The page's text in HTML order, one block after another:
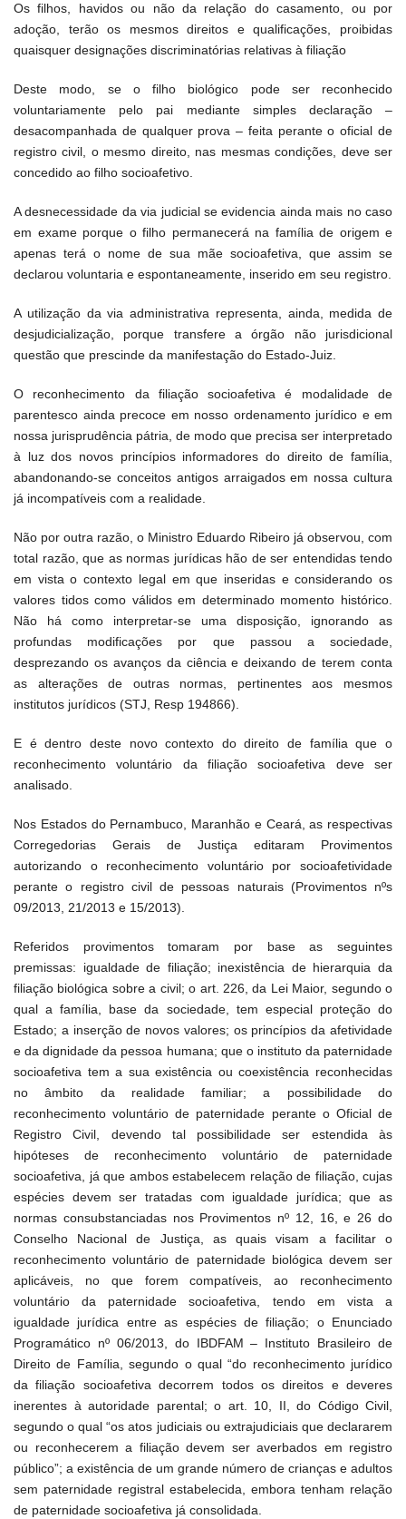
Os filhos, havidos ou não da relação do casamento, ou por
adoção, terão os mesmos direitos e qualificações, proibidas
quaisquer designações discriminatórias relativas à filiação
Deste modo, se o filho biológico pode ser reconhecido
voluntariamente pelo pai mediante simples declaração –
desacompanhada de qualquer prova – feita perante o oficial de
registro civil, o mesmo direito, nas mesmas condições, deve ser
concedido ao filho socioafetivo.
A desnecessidade da via judicial se evidencia ainda mais no caso
em exame porque o filho permanecerá na família de origem e
apenas terá o nome de sua mãe socioafetiva, que assim se
declarou voluntaria e espontaneamente, inserido em seu registro.
A utilização da via administrativa representa, ainda, medida de
desjudicialização, porque transfere a órgão não jurisdicional
questão que prescinde da manifestação do Estado-Juiz.
O reconhecimento da filiação socioafetiva é modalidade de
parentesco ainda precoce em nosso ordenamento jurídico e em
nossa jurisprudência pátria, de modo que precisa ser interpretado
à luz dos novos princípios informadores do direito de família,
abandonando-se conceitos antigos arraigados em nossa cultura
já incompatíveis com a realidade.
Não por outra razão, o Ministro Eduardo Ribeiro já observou, com
total razão, que as normas jurídicas hão de ser entendidas tendo
em vista o contexto legal em que inseridas e considerando os
valores tidos como válidos em determinado momento histórico.
Não há como interpretar-se uma disposição, ignorando as
profundas modificações por que passou a sociedade,
desprezando os avanços da ciência e deixando de terem conta
as alterações de outras normas, pertinentes aos mesmos
institutos jurídicos (STJ, Resp 194866).
E é dentro deste novo contexto do direito de família que o
reconhecimento voluntário da filiação socioafetiva deve ser
analisado.
Nos Estados do Pernambuco, Maranhão e Ceará, as respectivas
Corregedorias Gerais de Justiça editaram Provimentos
autorizando o reconhecimento voluntário por socioafetividade
perante o registro civil de pessoas naturais (Provimentos nºs
09/2013, 21/2013 e 15/2013).
Referidos provimentos tomaram por base as seguintes
premissas: igualdade de filiação; inexistência de hierarquia da
filiação biológica sobre a civil; o art. 226, da Lei Maior, segundo o
qual a família, base da sociedade, tem especial proteção do
Estado; a inserção de novos valores; os princípios da afetividade
e da dignidade da pessoa humana; que o instituto da paternidade
socioafetiva tem a sua existência ou coexistência reconhecidas
no âmbito da realidade familiar; a possibilidade do
reconhecimento voluntário de paternidade perante o Oficial de
Registro Civil, devendo tal possibilidade ser estendida às
hipóteses de reconhecimento voluntário de paternidade
socioafetiva, já que ambos estabelecem relação de filiação, cujas
espécies devem ser tratadas com igualdade jurídica; que as
normas consubstanciadas nos Provimentos nº 12, 16, e 26 do
Conselho Nacional de Justiça, as quais visam a facilitar o
reconhecimento voluntário de paternidade biológica devem ser
aplicáveis, no que forem compatíveis, ao reconhecimento
voluntário da paternidade socioafetiva, tendo em vista a
igualdade jurídica entre as espécies de filiação; o Enunciado
Programático nº 06/2013, do IBDFAM – Instituto Brasileiro de
Direito de Família, segundo o qual “do reconhecimento jurídico
da filiação socioafetiva decorrem todos os direitos e deveres
inerentes à autoridade parental; o art. 10, II, do Código Civil,
segundo o qual “os atos judiciais ou extrajudiciais que declararem
ou reconhecerem a filiação devem ser averbados em registro
público”; a existência de um grande número de crianças e adultos
sem paternidade registral estabelecida, embora tenham relação
de paternidade socioafetiva já consolidada.